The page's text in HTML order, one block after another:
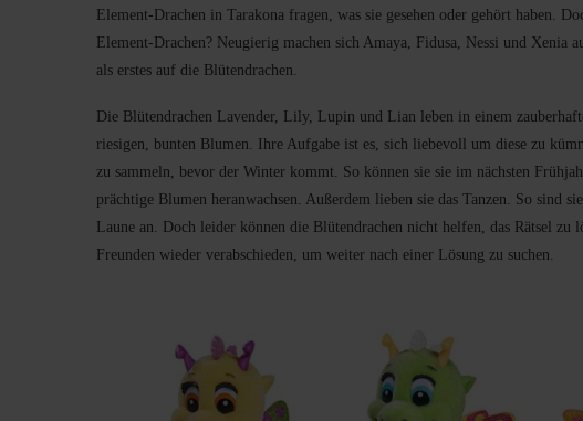
Element-Drachen in Tarakona fragen, was sie gesehen oder gehört haben.
Element-Drachen? Neugierig machen sich Amaya, Fidusa, Nessi und Xenia
als erstes auf die Blütendrachen.
Die Blütendrachen Lavender, Lily, Lupin und Lian leben in einem
riesigen, bunten Blumen. Ihre Aufgabe ist es, sich liebevoll um diese zu
zu sammeln, bevor der Winter kommt. So können sie sie im nächsten
prächtige Blumen heranwachsen. Außerdem lieben sie das Tanzen. So sind
Laune an. Doch leider können die Blütendrachen nicht helfen, das Rätsel zu
Freunden wieder verabschieden, um weiter nach einer Lösung zu suchen.